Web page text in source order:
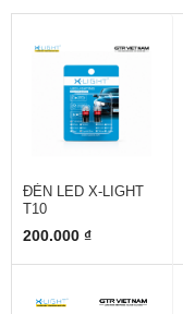
ĐÈN LED X-LIGHT
T10
200.000 ₫